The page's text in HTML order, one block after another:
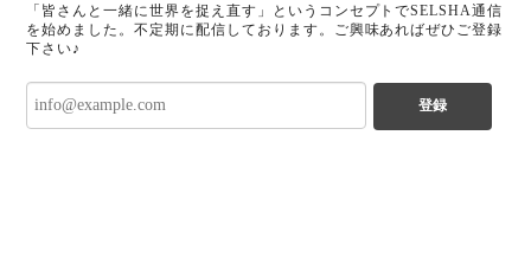
「皆さんと一緒に世界を捉え直す」というコンセプトでSELSHA通信
を始めました。不定期に配信しております。ご興味あればぜひご登録
下さい♪
登録